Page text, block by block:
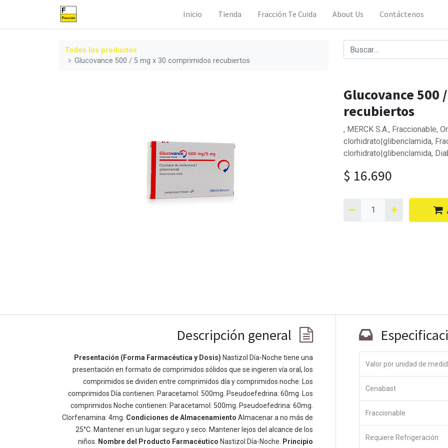
Inicio Tienda Fracción Te Cuida About Us Contáctenos
Todos los productos
Glucovance 500 / 5 mg x 30 comprimidos recubiertos
Glucovance 500
recubiertos
, MERCK S.A., Fraccionable,
clorhidrato|glibenclamida,
clorhidrato|glibenclamida,
$ 16.690
Descripción general
Presentación (Forma Farmacéutica y Dosis) Nastizol Día-Noche tiene una
presentación en formato de comprimidos sólidos que se ingieren vía oral, los
comprimidos se dividen entre comprimidos día y comprimidos noche: Los
comprimidos Día contienen: Paracetamol: 500mg. Pseudoefedrina: 60mg. Los
comprimidos Noche contienen: Paracetamol: 500mg. Pseudoefedrina: 60mg.
Clorfenamina: 4mg. Condiciones de Almacenamiento Almacenar a no más de
25°C. Mantener en un lugar seguro y seco. Mantener lejos del alcance de los
niños.
Nombre del Producto Farmacéutico Nastizol Día-Noche. Principio
Valor por unidad de
Cenabast
Fraccionable
Requiere Refrigeración
Enlaces de Ínteres
Acerca de
Productos
Servicios
Legal
Política de privacidad
Acerca de
Somos un equipo de personas apasionadas cuyo objetivo es
mejorar la vida de todos a través de productos disruptivos.
Construimos grandes productos para resolver sus problemas
de negocio. Nuestros productos están diseñados para
pequeñas y medianas empresas dispuestas a optimizar su
rendimiento.